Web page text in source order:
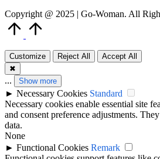
Copyright @ 2025 | Go-Woman. All
Customize Reject All
Accept All
✖
... Show more
► Necessary Cookies Standard
Necessary cookies enable essential site
and consent preference adjustments.
data.
None
► Functional Cookies Remark